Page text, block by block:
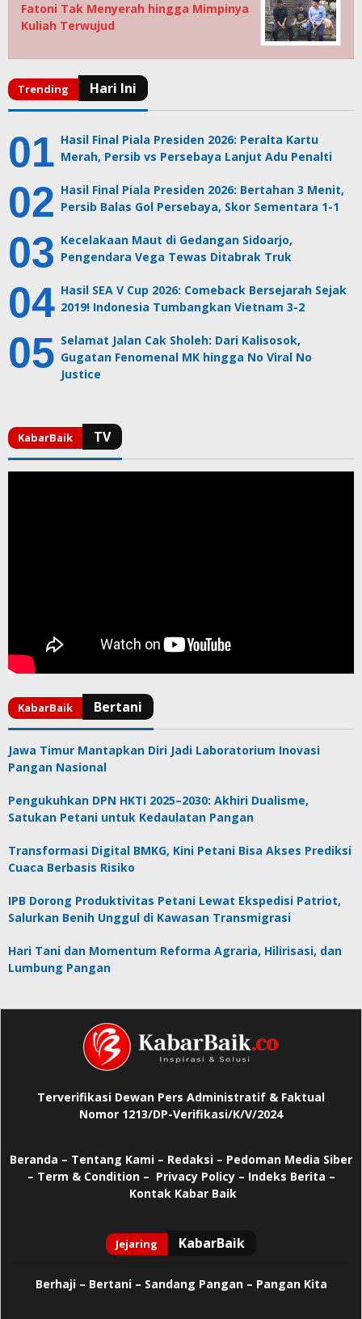
Fatoni Tak Menyerah hingga Mimpinya
Kuliah Terwujud
Hasil Final Piala Presiden 2026: Peralta Kartu
Merah, Persib vs Persebaya Lanjut Adu Penalti
Hasil Final Piala Presiden 2026: Bertahan 3 Menit,
Persib Balas Gol Persebaya, Skor Sementara 1-1
Kecelakaan Maut di Gedangan Sidoarjo,
Pengendara Vega Tewas Ditabrak Truk
Hasil SEA V Cup 2026: Comeback Bersejarah Sejak
2019! Indonesia Tumbangkan Vietnam 3-2
Selamat Jalan Cak Sholeh: Dari Kalisosok,
Gugatan Fenomenal MK hingga No Viral No
Justice
Jawa Timur Mantapkan Diri Jadi Laboratorium Inovasi
Pangan Nasional
Pengukuhkan DPN HKTI 2025–2030: Akhiri Dualisme,
Satukan Petani untuk Kedaulatan Pangan
Transformasi Digital BMKG, Kini Petani Bisa Akses Prediksi
Cuaca Berbasis Risiko
IPB Dorong Produktivitas Petani Lewat Ekspedisi Patriot,
Salurkan Benih Unggul di Kawasan Transmigrasi
Hari Tani dan Momentum Reforma Agraria, Hilirisasi, dan
Lumbung Pangan
Terverifikasi Dewan Pers Administratif & Faktual
Nomor 1213/DP-Verifikasi/K/V/2024
Beranda – Tentang Kami – Redaksi – Pedoman Media Siber
– Term & Condition – Privacy Policy– Indeks Berita –
Kontak Kabar Baik
Berhaji– Bertani – Sandang Pangan – Pangan Kita